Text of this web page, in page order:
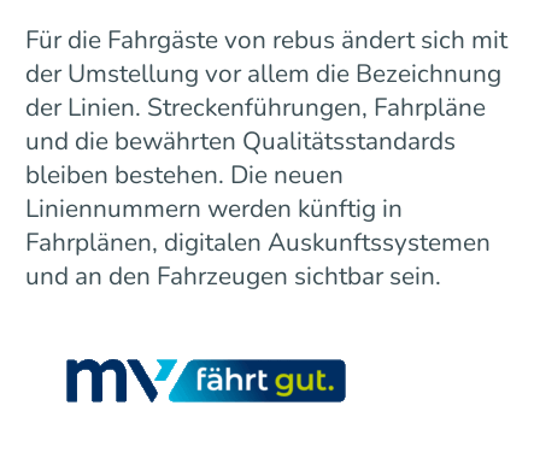
Für die Fahrgäste von rebus ändert sich mit
der Umstellung vor allem die Bezeichnung
der Linien. Streckenführungen, Fahrpläne
und die bewährten Qualitätsstandards
bleiben bestehen. Die neuen
Liniennummern werden künftig in
Fahrplänen, digitalen Auskunftssystemen
und an den Fahrzeugen sichtbar sein.